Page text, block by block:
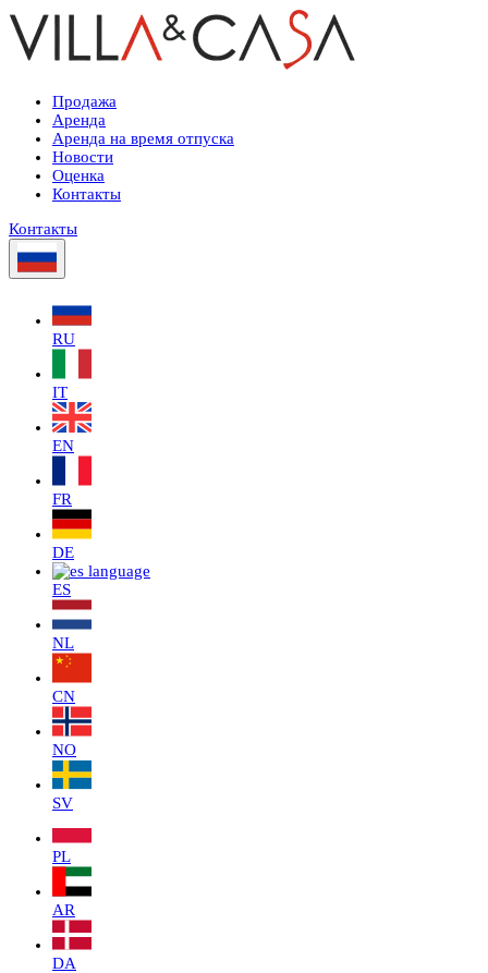
Продажа
Аренда
Аренда на время отпуска
Новости
Оценка
Контакты
Контакты
RU
IT
EN
FR
DE
ES
NL
CN
NO
SV
PL
AR
DA